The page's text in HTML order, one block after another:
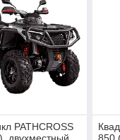
PATHCROSS